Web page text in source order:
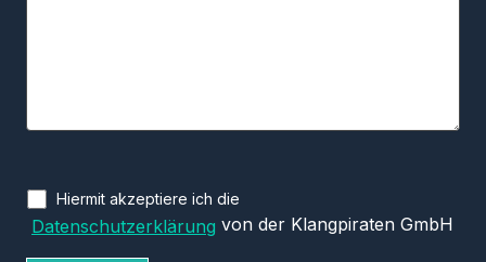
Hiermit akzeptiere ich die
Datenschutzerklärung von der Klangpiraten GmbH